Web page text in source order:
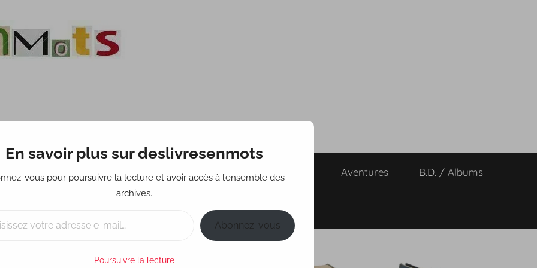
Fantastique Policier Récits de vies Aventures B.D. / Albums
En savoir plus sur deslivresenmots
vous pour poursuivre la lecture et avoir accès à l’ensemble des
archives.
Abonnez-vous
Poursuivre la lecture